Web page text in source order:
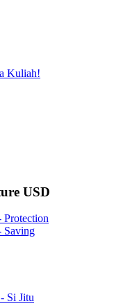
Kuliah!
USD
Protection
Saving
Si Jitu